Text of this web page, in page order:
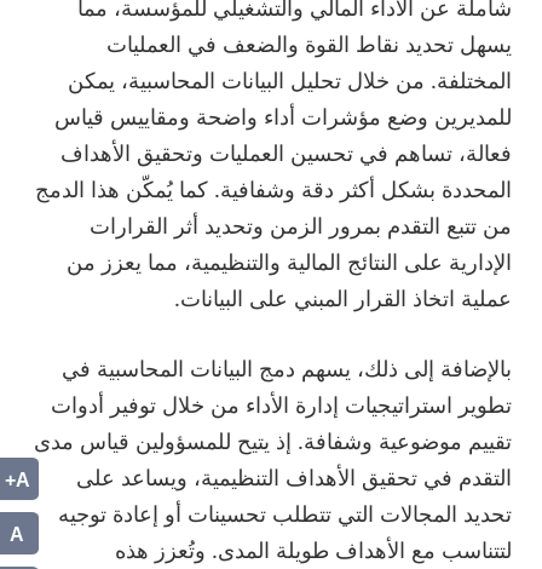
شاملة عن الأداء المالي والتشغيلي للمؤسسة، مما
يسهل تحديد نقاط القوة والضعف في العمليات
المختلفة. من خلال تحليل البيانات المحاسبية، يمكن
للمديرين وضع مؤشرات أداء واضحة ومقاييس قياس
فعالة، تساهم في تحسين العمليات وتحقيق الأهداف
المحددة بشكل أكثر دقة وشفافية. كما يُمكّن هذا الدمج
من تتبع التقدم بمرور الزمن وتحديد أثر القرارات
الإدارية على النتائج المالية والتنظيمية، مما يعزز من
عملية اتخاذ القرار المبني على البيانات.
بالإضافة إلى ذلك، يسهم دمج البيانات المحاسبية في
تطوير استراتيجيات إدارة الأداء من خلال توفير أدوات
تقييم موضوعية وشفافة. إذ يتيح للمسؤولين قياس مدى
التقدم في تحقيق الأهداف التنظيمية، ويساعد على
تحديد المجالات التي تتطلب تحسينات أو إعادة توجيه
لتتناسب مع الأهداف طويلة المدى. وتُعزز هذه
A+
A